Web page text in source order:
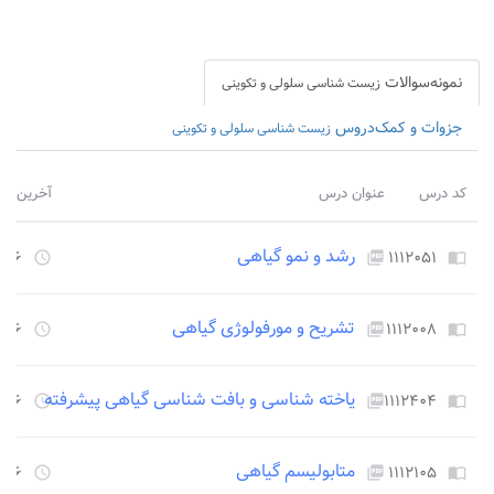
نمونه‌سوالات زیست شناسی سلولی و تکوینی
جزوات و کمک‌دروس زیست شناسی سلولی و تکوینی
کد درس عنوان درس آخرین
import_contacts ۱۱۱۲۰۵۱ picture_as_pdf رشد و نمو گیاهی access_time ۲۲۵۶
import_contacts ۱۱۱۲۰۰۸picture_as_pdf تشریح و مورفولوژی گیاهی access_time ۲۲۵۶
import_contacts ۱۱۱۲۴۰۴picture_as_pdf یاخته شناسی و بافت شناسی گیاهی پیشرفتهaccess_time ۲۲۵۶
import_contacts ۱۱۱۲۱۰۵ picture_as_pdf متابولیسم گیاهی access_time ۲۲۵۶